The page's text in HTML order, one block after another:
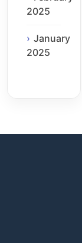
2025
January
2025